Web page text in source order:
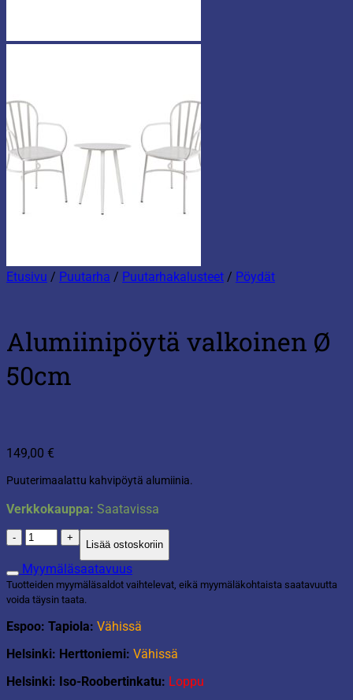
Etusivu / Puutarha / Puutarhakalusteet / Pöydät
Alumiinipöytä valkoinen Ø
50cm
149,00 €
Puuterimaalattu kahvipöytä alumiinia.
Verkkokauppa: Saatavissa
Alumiinipöytä
valkoinen
Ø
50cm
määrä
Lisää ostoskoriin
Myymäläsaatavuus
Tuotteiden myymäläsaldot vaihtelevat, eikä myymäläkohtaista saatavuutta
voida täysin taata.
Espoo: Tapiola: Vähissä
Helsinki: Herttoniemi: Vähissä
Helsinki: Iso-Roobertinkatu: Loppu